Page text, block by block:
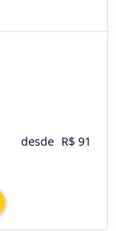
desde R$ 91